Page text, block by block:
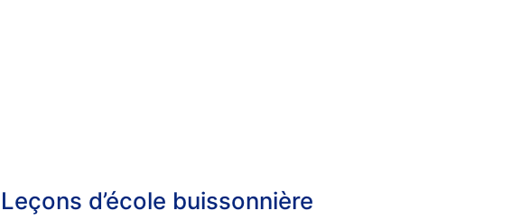
Leçons d’école buissonnière